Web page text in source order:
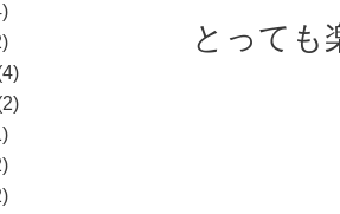
とっても